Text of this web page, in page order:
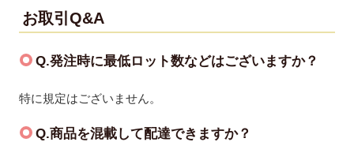
お取引Q&A
Q.発注時に最低ロット数などはございますか？
特に規定はございません。
Q.商品を混載して配達できますか？